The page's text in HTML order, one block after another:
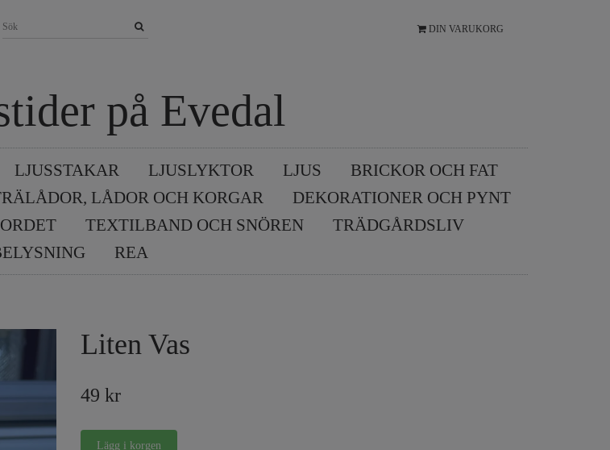
DIN VARUKORG
på Evedal
LJUSSTAKAR LJUSLYKTOR LJUS
BRICKOR OCH FAT
LÅDOR OCH KORGAR
DEKORATIONER OCH PYNT
TEXTILBAND OCH SNÖREN
TRÄDGÅRDSLIV
REA
Liten Vas
49 kr